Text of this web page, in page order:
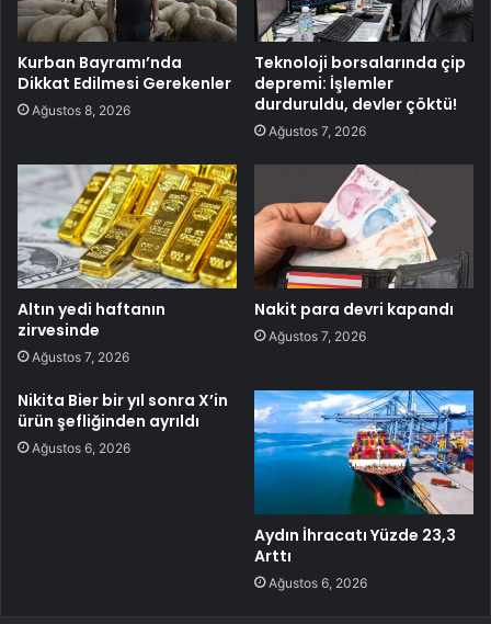
Kurban Bayramı’nda
Dikkat Edilmesi Gerekenler
Ağustos 8, 2026
Teknoloji borsalarında çip
depremi: İşlemler
durduruldu, devler çöktü!
Ağustos 7, 2026
Altın yedi haftanın
zirvesinde
Ağustos 7, 2026
Nakit para devri kapandı
Ağustos 7, 2026
Nikita Bier bir yıl sonra X’in
ürün şefliğinden ayrıldı
Ağustos 6, 2026
Aydın İhracatı Yüzde 23,3
Arttı
Ağustos 6, 2026